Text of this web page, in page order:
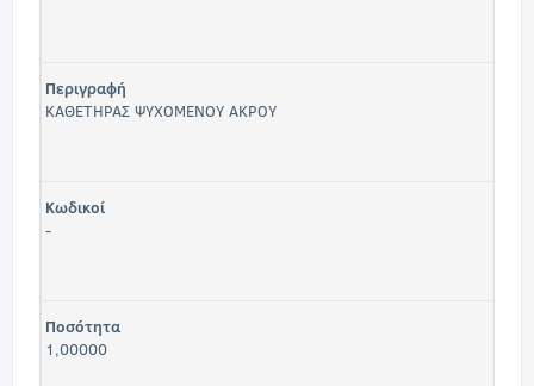
Περιγραφή
ΚΑΘΕΤΗΡΑΣ ΨΥΧΟΜΕΝΟΥ ΑΚΡΟΥ
Κωδικοί
-
Ποσότητα
1,00000